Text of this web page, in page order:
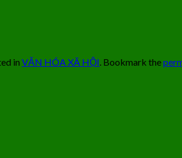
in VĂN HÓA XÃ HỘI. Bookmark the